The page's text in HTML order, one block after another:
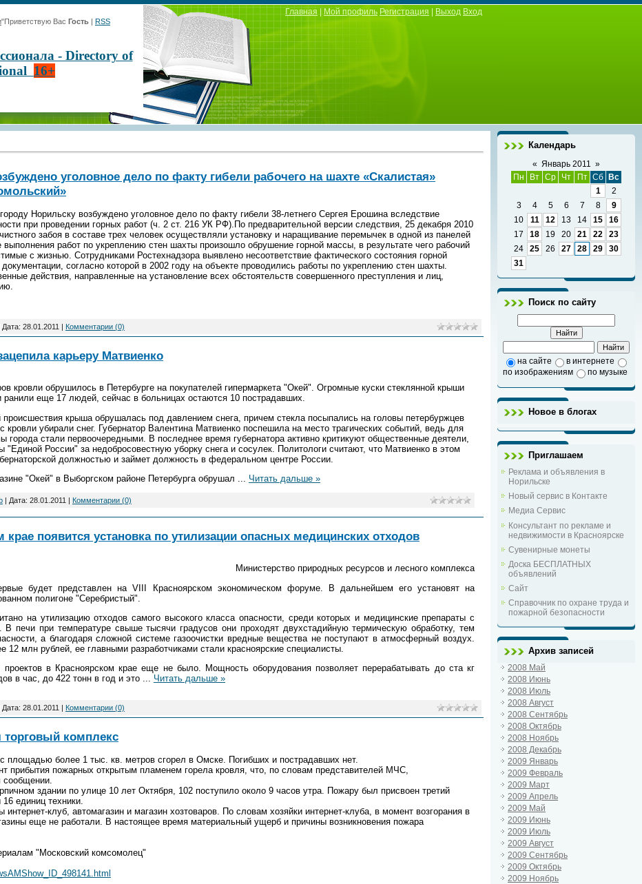
"Приветствую Вас Гость | RSS
- Directory of
16+
Главная|Мой профиль Регистрация Выход Вход
уголовное дело по факту гибели рабочего на шахте «Скалистая»
Норильску возбуждено уголовное дело по факту гибели 38-летнего Сергея Ерошина вследствие
при проведении горных работ (ч. 2 ст. 216 УК РФ).По предварительной версии следствия, 25 декабря 2010
забоя в составе трех человек осуществляли установку и наращивание перемычек в одной из панелей
работ по укреплению стен шахты произошло обрушение горной массы, в результате чего рабочий
с жизнью. Сотрудниками Ростехнадзора выявлено несоответствие фактического состояния горной
согласно которой в 2002 году на объекте проводились работы по укреплению стен шахты.
действия, направленные на установление всех обстоятельств совершенного преступления и лиц,
Дата: 28.01.2011 | Комментарии (0)
карьеру Матвиенко
кровли обрушилось в Петербурге на покупателей гипермаркета "Окей". Огромные куски стеклянной крыши
ранили еще 17 людей, сейчас в больницах остаются 10 пострадавших.
происшествия крыша обрушалась под давлением снега, причем стекла посыпались на головы петербуржцев
кровли убирали снег. Губернатор Валентина Матвиенко поспешила на место трагических событий, ведь для
города стали первоочередными. В последнее время губернатора активно критикуют общественные деятели,
России" за недобросовестную уборку снега и сосулек. Политологи считают, что Матвиенко в этом
должностью и займет должность в федеральном центре России.
"Окей" в Выборгском районе Петербурга обрушал
Читать дальше »
| Дата: 28.01.2011 Комментарии (0)
крае появится установка по утилизации опасных медицинских отходов
Министерство природных ресурсов и лесного комплекса
будет представлен на VIII Красноярском экономическом форуме. В дальнейшем его установят на
полигоне "Серебристый".
на утилизацию отходов самого высокого класса опасности, среди которых и медицинские препараты с
В печи при температуре свыше тысячи градусов они проходят двухстадийную термическую обработку, тем
а благодаря сложной системе газоочистки вредные вещества не поступают в атмосферный воздух.
12 млн рублей, ее главными разработчиками стали красноярские специалисты.
в Красноярском крае еще не было. Мощность оборудования позволяет перерабатывать до ста кг
в час, до 422 тонн в год и это ... Читать дальше »
Дата: 28.01.2011 | Комментарии (0)
торговый комплекс
площадью более 1 тыс. кв. метров сгорел в Омске. Погибших и пострадавших нет.
прибытия пожарных открытым пламенем горела кровля, что, по словам представителей МЧС,
сообщении.
здании по улице 10 лет Октября, 102 поступило около 9 часов утра. Пожару был присвоен третий
единиц техники.
клуб, автомагазин и магазин хозтоваров. По словам хозяйки интернет-клуба, в момент возгорания в
еще не работали. В настоящее время материальный ущерб и причины возникновения пожара
"Московский комсомолец"
Календарь
« Январь 2011 »
Пн
Вт Ср Чт Пт Сб
Вс
1
2
3
4 5 6 7 8
9
10
11 12 13 14 15
16
17
18 19 20 21 22
23
24
25 26 27 28 29
30
31
Поиск по сайту
на сайте
в интернете
по изображениям
по музыке
Новое в блогах
Приглашаем
Реклама и объявления в
Норильске
Новый сервис в Контакте
Медиа Сервис
Консультант по рекламе и
недвижимости в Красноярске
Сувенирные монеты
Доска БЕСПЛАТНЫХ
объявлений
Сайт
Справочник по охране труда и
пожарной безопасности
Архив записей
2008 Май
2008 Июнь
2008 Июль
2008 Август
2008 Сентябрь
2008 Октябрь
2008 Ноябрь
2008 Декабрь
2009 Январь
2009 Февраль
2009 Март
2009 Апрель
2009 Май
2009 Июнь
2009 Июль
2009 Август
2009 Сентябрь
2009 Октябрь
2009 Ноябрь